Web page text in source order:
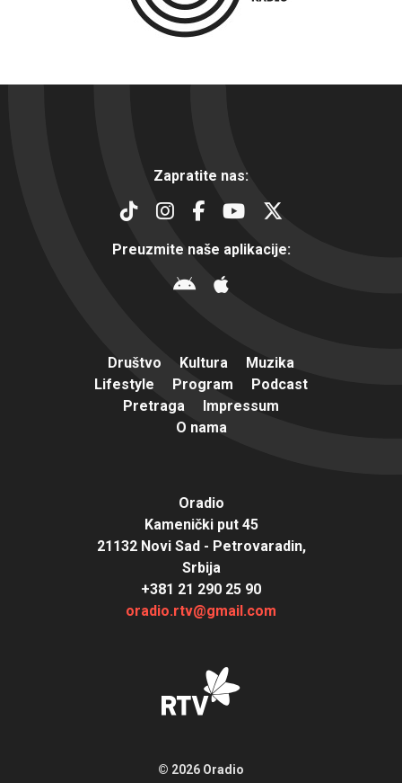
Zapratite nas:
Preuzmite naše aplikacije:
Društvo Kultura
Muzika
Lifestyle
Program
Podcast
Pretraga
Impressum
O nama
Oradio
Kamenički put 45
21132 Novi Sad - Petrovaradin,
Srbija
+381 21 290 25 90
oradio.rtv@gmail.com
© 2026 Oradio